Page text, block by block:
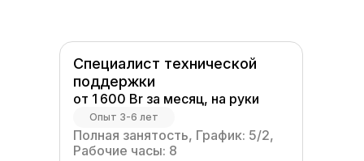
Специалист технической
поддержки
от 1 600 Br за месяц, на руки
Опыт 3-6 лет
Полная занятость, График: 5/2,
Рабочие часы: 8